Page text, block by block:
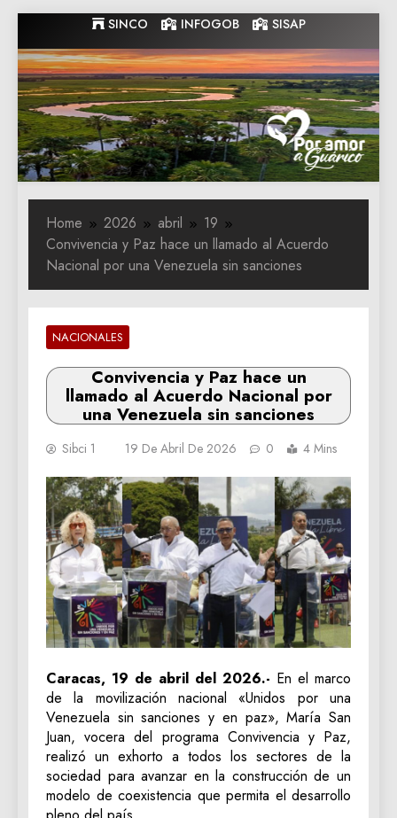
to
content
SINCO INFOGOB SISAP
Gobernacion
de Guarico
Gobernacion de Guarico
Home 2026 abril
19
Convivencia y Paz hace un llamado al Acuerdo
Nacional por una Venezuela sin sanciones
NACIONALES
Convivencia y Paz hace un
llamado al Acuerdo Nacional por
una Venezuela sin sanciones
Sibci 1 19 De Abril De 2026 0 4 Mins
​Caracas, 19 de abril del 2026.- En el marco
de la movilización nacional «Unidos por una
Venezuela sin sanciones y en paz», María San
Juan, vocera del programa Convivencia y Paz,
realizó un exhorto a todos los sectores de la
sociedad para avanzar en la construcción de un
modelo de coexistencia que permita el desarrollo